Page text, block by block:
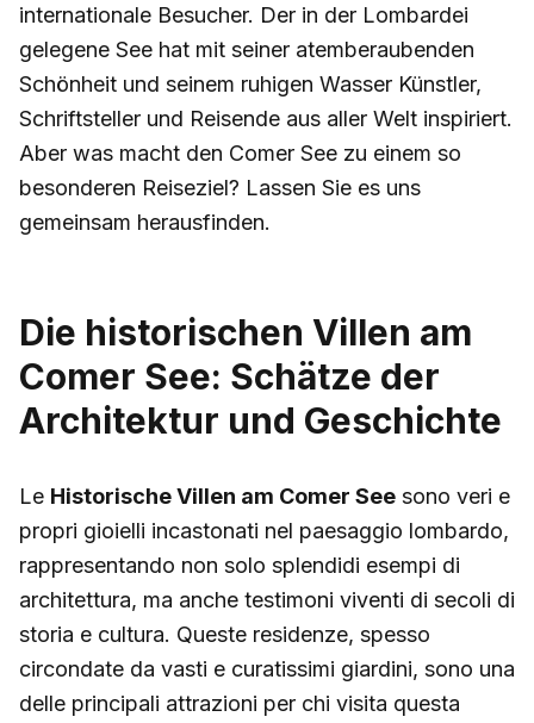
internationale Besucher. Der in der Lombardei
gelegene See hat mit seiner atemberaubenden
Schönheit und seinem ruhigen Wasser Künstler,
Schriftsteller und Reisende aus aller Welt inspiriert.
Aber was macht den Comer See zu einem so
besonderen Reiseziel? Lassen Sie es uns
gemeinsam herausfinden.
Die historischen Villen am
Comer See: Schätze der
Architektur und Geschichte
Le Historische Villen am Comer See sono veri e
propri gioielli incastonati nel paesaggio lombardo,
rappresentando non solo splendidi esempi di
architettura, ma anche testimoni viventi di secoli di
storia e cultura. Queste residenze, spesso
circondate da vasti e curatissimi giardini, sono una
delle principali attrazioni per chi visita questa